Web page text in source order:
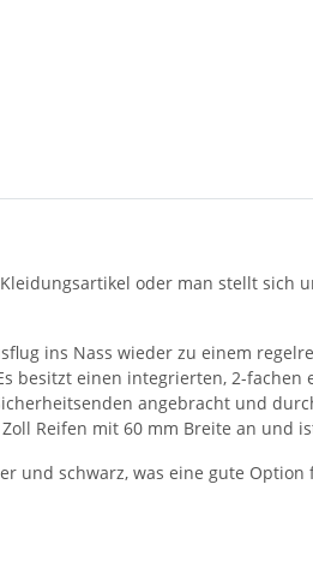
oder man stellt
ins Nass wieder zu einem
besitzt einen integrierten, 2-
angebracht und
Reifen mit 60 mm Breite an und
und schwarz, was eine gute